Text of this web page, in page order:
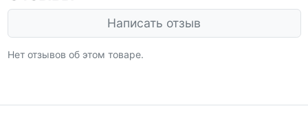
Написать отзыв
Нет отзывов об этом товаре.